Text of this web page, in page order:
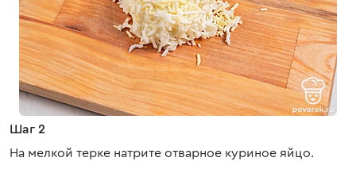
Шаг 2
На мелкой терке натрите отварное куриное яйцо.